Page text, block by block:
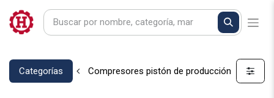
Categorías Compresores pistón de producción